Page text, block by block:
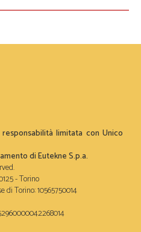
limitata con Unico
di Eutekne S.p.a.
- Torino
di Torino: 10565750014